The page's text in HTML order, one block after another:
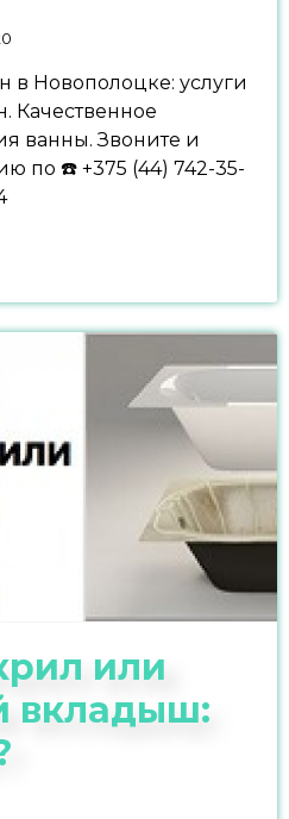
в Новополоцке: услуги
Качественное
ванны. Звоните и
по ☎️ +375 (44) 742-35-
или
вкладыш: